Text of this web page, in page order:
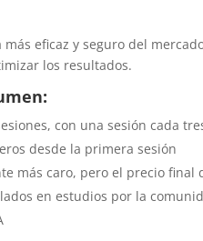
más eficaz y seguro del
los resultados.
con una sesión cada
desde la primera sesión
más caro, pero el precio
en estudios por la